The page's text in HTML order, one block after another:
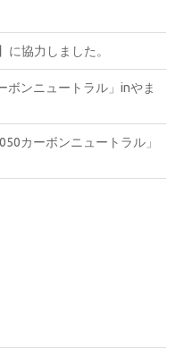
協力しました。
ボンニュートラル」inやま
カーボンニュートラル」